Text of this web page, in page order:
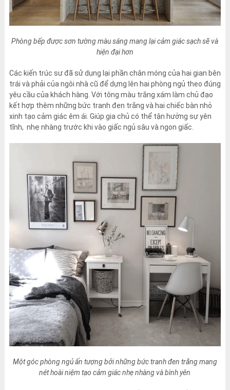
Phòng bếp được sơn tường màu sáng mang lại cảm giác sạch sẽ và
hiện đại hơn
Các kiến trúc sư đã sử dụng lại phần chân móng của hai gian bên
trái và phải của ngôi nhà cũ để dựng lên hai phòng ngủ theo đúng
yêu cầu của khách hàng. Với tông màu trắng xám làm chủ đạo
kết hợp thêm những bức tranh đen trắng và hai chiếc bàn nhỏ
xinh tạo cảm giác êm ái. Giúp gia chủ có thể tận hưởng sự yên
tĩnh, nhẹ nhàng trước khi vào giấc ngủ sâu và ngon giấc.
Một góc phòng ngủ ấn tượng bởi những bức tranh đen trắng mang
nét hoài niệm tạo cảm giác nhẹ nhàng và bình yên